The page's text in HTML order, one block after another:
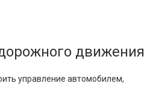
движения
управление автомобилем,